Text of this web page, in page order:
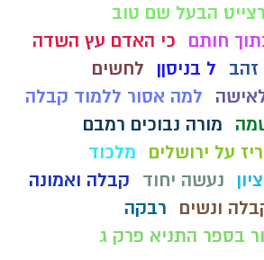
הבעל שם טוב
חותם
כי האדם עץ השדה
זהב
ל בניסןן
לחשים
למה אסור ללמוד קבלה
מורה נבוכים רמבם
על ירושלים
מלכוד
נעשה יחוד
קבלה ואמונה
ונשים
רבקה
בספר התניא פרק ג